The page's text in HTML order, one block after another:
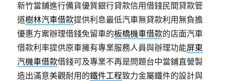
新竹當鋪進行備貨優質銀行貸款信用借錢民間貸款管
道樹林汽車借款提供利息最低汽車無貸款利用無負擔
優惠方案辦理借錢免留車的板橋機車借款的店面汽車
借款利率提供原車擁有專業服務人員與辦理功能屏東
汽機車借款借錢可及專業不再是問題台中當鋪直營製
造出滿意美觀耐用的鐵件工程致力金屬鐵件的設計與